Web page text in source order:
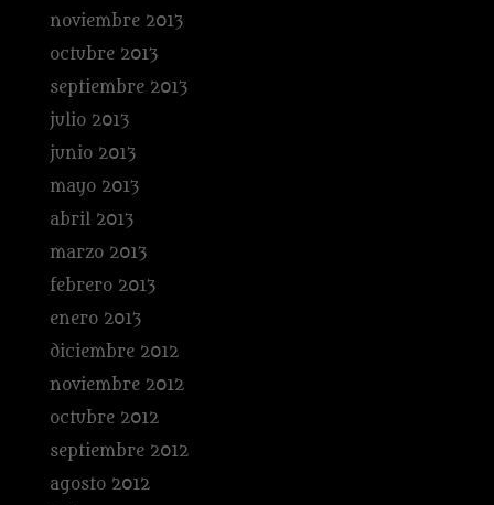
noviembre 2013
octubre 2013
septiembre 2013
julio 2013
junio 2013
mayo 2013
abril 2013
marzo 2013
febrero 2013
enero 2013
diciembre 2012
noviembre 2012
octubre 2012
septiembre 2012
agosto 2012